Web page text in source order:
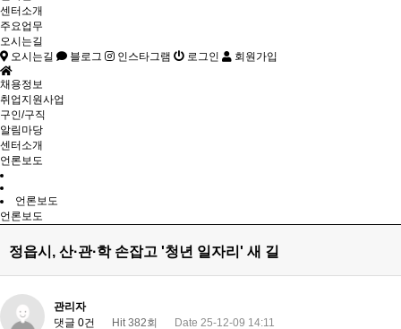
센터소개
주요업무
오시는길
오시는길
블로그 인스타그램 로그인 회원가입
채용정보
취업지원사업
구인/구직
알림마당
센터소개
언론보도
언론보도
언론보도
정읍시, 산·관·학 손잡고 '청년 일자리' 새 길
관리자
댓글 0건
Hit 382회 Date 25-12-09 14:11